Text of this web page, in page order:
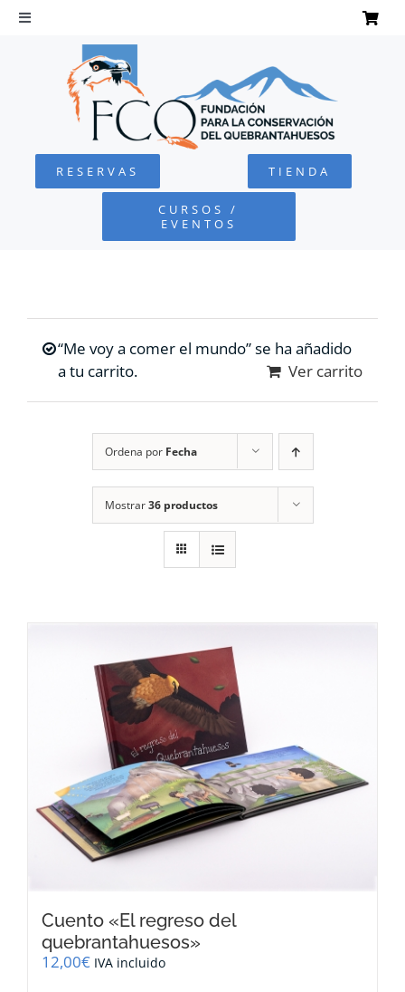
Saltar
Toggle
Navigation
QUEBRANTAHUESOS
FUNDACIÓN
RESERVAS TIENDA
CURSOS /
EVENTOS
“Me voy a comer el mundo” se ha añadido
a tu carrito.
Ver carrito
Ordena por Fecha
Mostrar36 productos
Cuento «El regreso del
quebrantahuesos»
12,00€ IVA incluido